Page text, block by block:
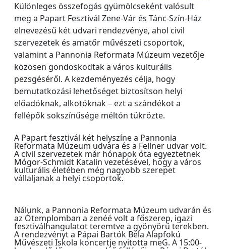
Különleges összefogás gyümölcseként valósult
meg a Papart Fesztivál Zene-Vár és Tánc-Szín-Ház
elnevezésű két udvari rendezvénye, ahol civil
szervezetek és amatőr művészeti csoportok,
valamint a Pannonia Reformata Múzeum vezetője
közösen gondoskodtak a város kulturális
pezsgéséről. A kezdeményezés célja, hogy
bemutatkozási lehetőséget biztosítson helyi
előadóknak, alkotóknak – ezt a szándékot a
fellépők sokszínűsége méltón tükrözte.
A Papart fesztivál két helyszíne a Pannonia
Reformata Múzeum udvara és a Fellner udvar volt.
A civil szervezetek már hónapok óta egyeztetnek
Mógor-Schmidt Katalin vezetésével, hogy a város
kulturális életében még nagyobb szerepet
vállaljanak a helyi csoportok.
Nálunk, a Pannonia Reformata Múzeum udvarán és
az Ótemplomban a zenéé volt a főszerep, igazi
fesztiválhangulatot teremtve a gyönyörű terekben.
A rendezvényt a Pápai Bartók Béla Alapfokú
Művészeti Iskola koncertje nyitotta meG. A 15:00-